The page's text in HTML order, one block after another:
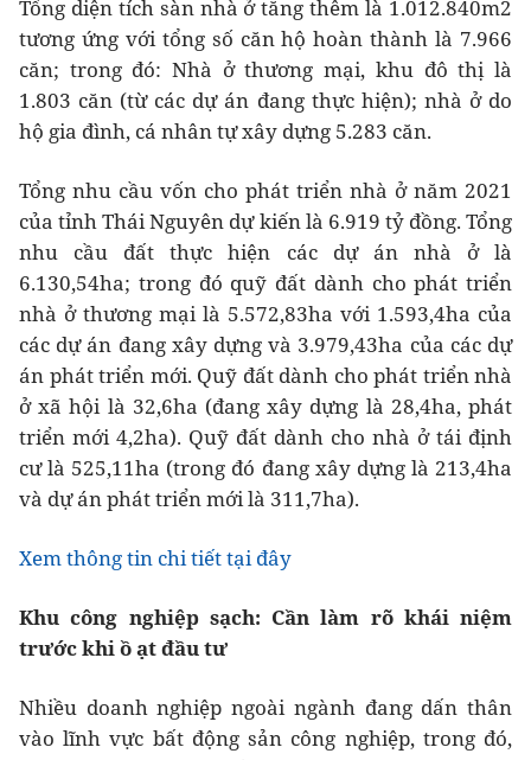
Tổng diện tích sàn nhà ở tăng thêm là 1.012.840m2
tương ứng với tổng số căn hộ hoàn thành là 7.966
căn; trong đó: Nhà ở thương mại, khu đô thị là
1.803 căn (từ các dự án đang thực hiện); nhà ở do
hộ gia đình, cá nhân tự xây dựng 5.283 căn.
Tổng nhu cầu vốn cho phát triển nhà ở năm 2021
của tỉnh Thái Nguyên dự kiến là 6.919 tỷ đồng. Tổng
nhu cầu đất thực hiện các dự án nhà ở là
6.130,54ha; trong đó quỹ đất dành cho phát triển
nhà ở thương mại là 5.572,83ha với 1.593,4ha của
các dự án đang xây dựng và 3.979,43ha của các dự
án phát triển mới. Quỹ đất dành cho phát triển nhà
ở xã hội là 32,6ha (đang xây dựng là 28,4ha, phát
triển mới 4,2ha). Quỹ đất dành cho nhà ở tái định
cư là 525,11ha (trong đó đang xây dựng là 213,4ha
và dự án phát triển mới là 311,7ha).
Xem thông tin chi tiết tại đây
Khu công nghiệp sạch: Cần làm rõ khái niệm
trước khi ồ ạt đầu tư
Nhiều doanh nghiệp ngoài ngành đang dấn thân
vào lĩnh vực bất động sản công nghiệp, trong đó,